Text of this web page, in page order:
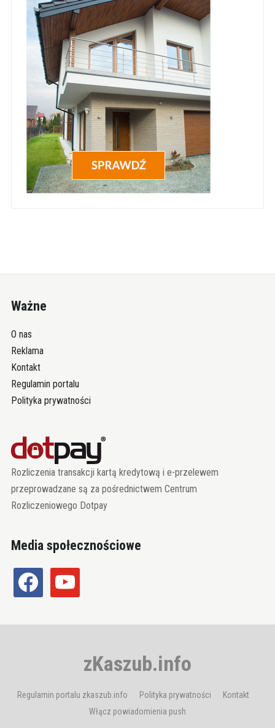
Ważne
O nas
Reklama
Kontakt
Regulamin portalu
Polityka prywatności
Rozliczenia transakcji kartą kredytową i e-przelewem
przeprowadzane są za pośrednictwem Centrum
Rozliczeniowego Dotpay
Media społecznościowe
facebook youtube
zKaszub.info
Regulamin portalu zkaszub.info Polityka prywatności
Kontakt
Włącz powiadomienia push